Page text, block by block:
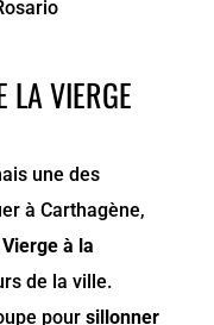
LA VIERGE
une des
à Carthagène,
à la
de la ville.
pour sillonner